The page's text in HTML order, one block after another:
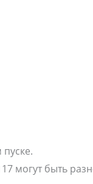
могут быть